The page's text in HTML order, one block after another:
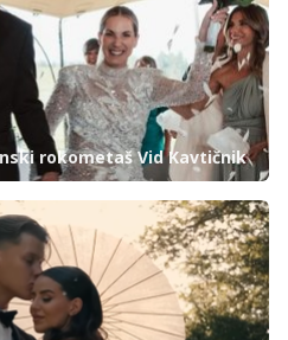
rokometaš Vid Kavtičnik